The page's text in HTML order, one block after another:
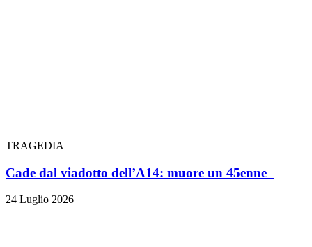
TRAGEDIA
Cade dal viadotto dell’A14: muore un 45enne
24 Luglio 2026